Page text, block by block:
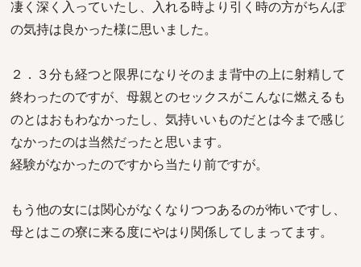
凄く深く入っていたし、入れる時より引く時の方がちんぽ
の気持は良かった様に思いました。
２．３分も経つと限界になりそのまま背中の上に射精して
終わったのですが、母親とのセックスがこんなに燃えるも
のとはおもわなかったし、気持いいものだとは今まで感じ
なかったのは当然だったと思います。
経験がなかったのですから当たり前ですが。
もう他の女には関心がなくなりつつあるのが怖いですし、
母とはこの寮に来る度にやはり関係してしまってます。